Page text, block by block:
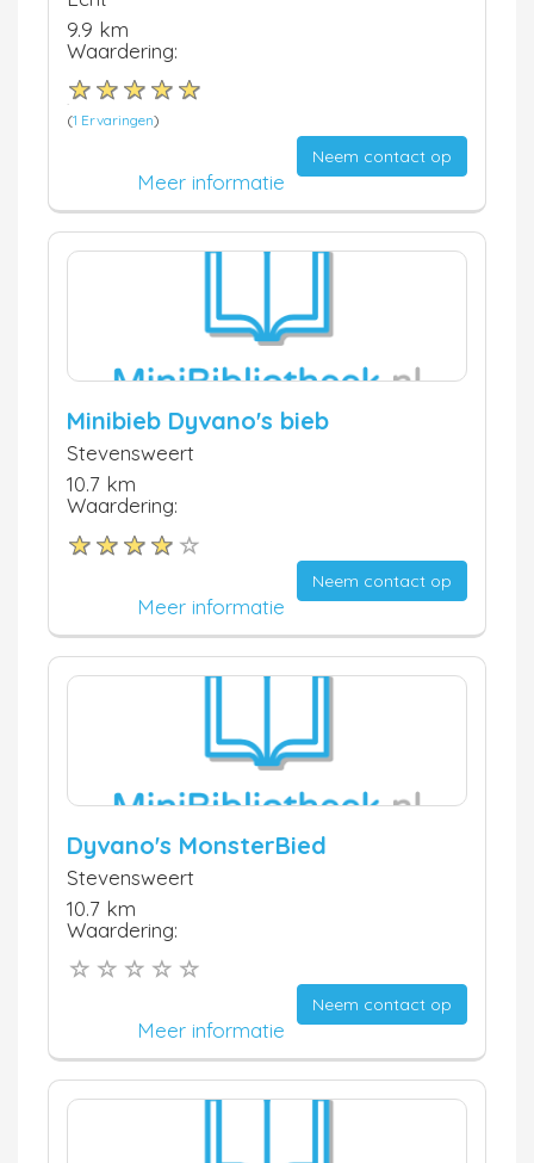
9.9 km
Waardering:
(1 Ervaringen)
Neem contact op
Meer informatie
Minibieb Dyvano's bieb
Stevensweert
10.7 km
Waardering:
Neem contact op
Meer informatie
Dyvano's MonsterBied
Stevensweert
10.7 km
Waardering:
Neem contact op
Meer informatie